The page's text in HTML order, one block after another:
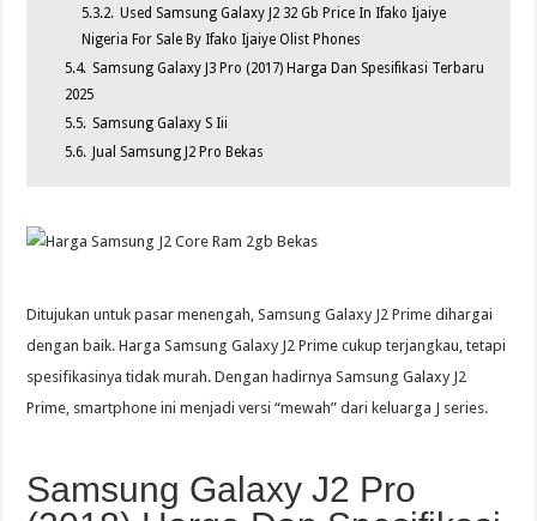
5.3.2. Used Samsung Galaxy J2 32 Gb Price In Ifako Ijaiye
Nigeria For Sale By Ifako Ijaiye Olist Phones
5.4. Samsung Galaxy J3 Pro (2017) Harga Dan Spesifikasi Terbaru
2025
5.5. Samsung Galaxy S Iii
5.6. Jual Samsung J2 Pro Bekas
Ditujukan untuk pasar menengah, Samsung Galaxy J2 Prime dihargai
dengan baik. Harga Samsung Galaxy J2 Prime cukup terjangkau, tetapi
spesifikasinya tidak murah. Dengan hadirnya Samsung Galaxy J2
Prime, smartphone ini menjadi versi “mewah” dari keluarga J series.
Samsung Galaxy J2 Pro